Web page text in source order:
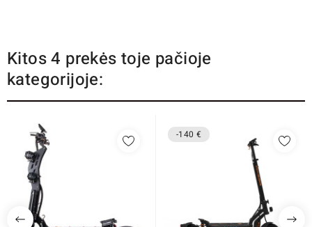
Kitos 4 prekės toje pačioje
kategorijoje:
-140 €